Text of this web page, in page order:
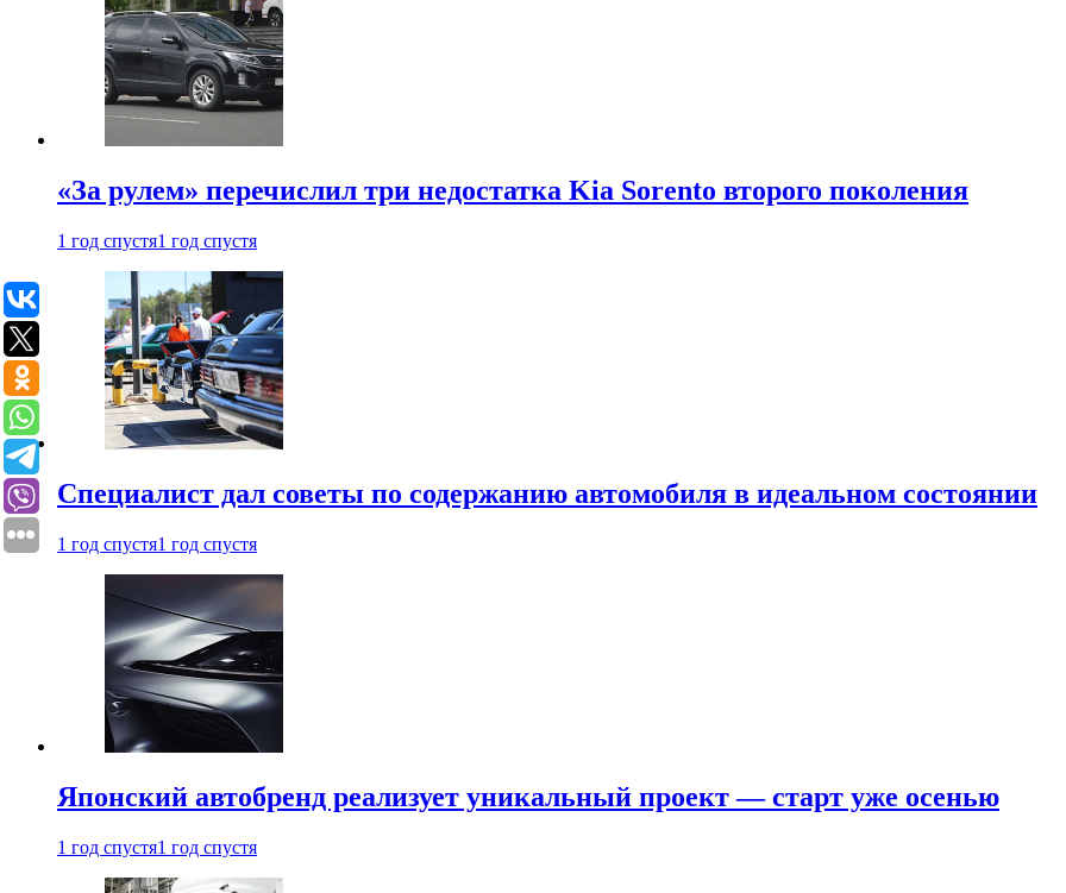
«За рулем» перечислил три недостатка Kia Sorento второго поколения
1 год спустя1 год спустя
Специалист дал советы по содержанию автомобиля в идеальном состоянии
1 год спустя1 год спустя
Японский автобренд реализует уникальный проект — старт уже осенью
1 год спустя1 год спустя